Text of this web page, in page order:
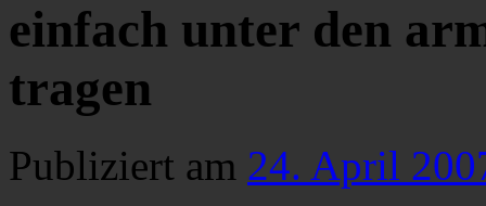
einfach unter den
tragen
Publiziert am 24. April